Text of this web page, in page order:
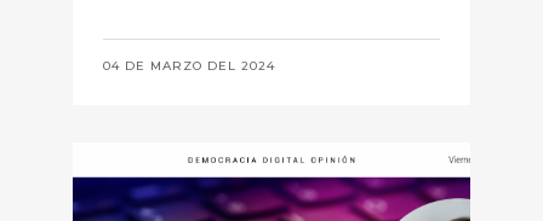
04 DE MARZO DEL 2024